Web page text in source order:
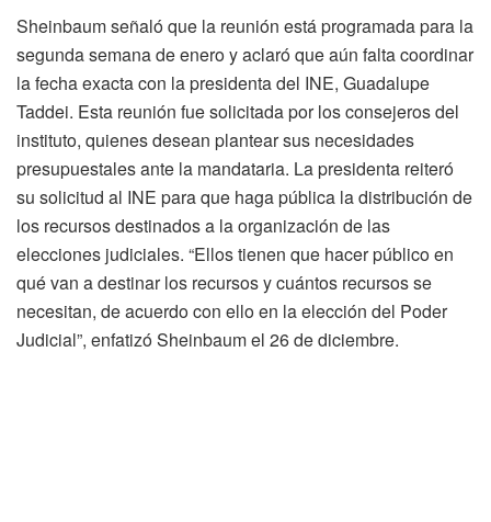
Sheinbaum señaló que la reunión está programada para la
segunda semana de enero y aclaró que aún falta coordinar
la fecha exacta con la presidenta del INE, Guadalupe
Taddei. Esta reunión fue solicitada por los consejeros del
instituto, quienes desean plantear sus necesidades
presupuestales ante la mandataria. La presidenta reiteró
su solicitud al INE para que haga pública la distribución de
los recursos destinados a la organización de las
elecciones judiciales. “Ellos tienen que hacer público en
qué van a destinar los recursos y cuántos recursos se
necesitan, de acuerdo con ello en la elección del Poder
Judicial”, enfatizó Sheinbaum el 26 de diciembre.